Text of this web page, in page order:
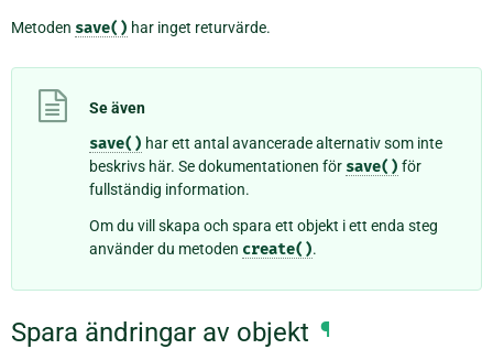
Metoden save() har inget returvärde.
Se även
save() har ett antal avancerade alternativ som inte
beskrivs här. Se dokumentationen för save() för
fullständig information.
Om du vill skapa och spara ett objekt i ett enda steg
använder du metoden create().
Spara ändringar av objekt ¶